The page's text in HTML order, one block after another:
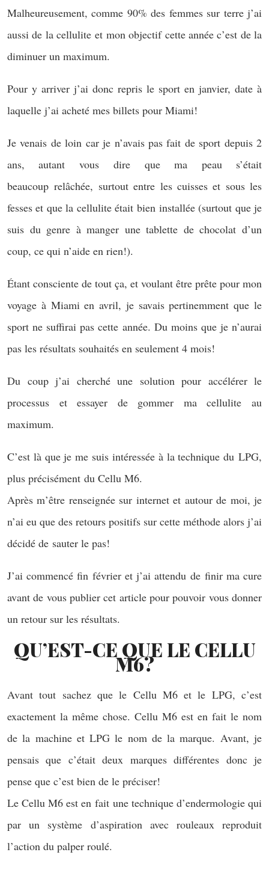
Malheureusement, comme 90% des femmes sur terre j’ai
aussi de la cellulite et mon objectif cette année c’est de la
diminuer un maximum.
Pour y arriver j’ai donc repris le sport en janvier, date à
laquelle j’ai acheté mes billets pour Miami!
Je venais de loin car je n’avais pas fait de sport depuis 2
ans, autant vous dire que ma peau s’était
beaucoup relâchée, surtout entre les cuisses et sous les
fesses et que la cellulite était bien installée (surtout que je
suis du genre à manger une tablette de chocolat d’un
coup, ce qui n’aide en rien!).
Étant consciente de tout ça, et voulant être prête pour mon
voyage à Miami en avril, je savais pertinemment que le
sport ne suffirai pas cette année. Du moins que je n’aurai
pas les résultats souhaités en seulement 4 mois!
Du coup j’ai cherché une solution pour accélérer le
processus et essayer de gommer ma cellulite au
maximum.
C’est là que je me suis intéressée à la technique du LPG,
plus précisément du Cellu M6.
Après m’être renseignée sur internet et autour de moi, je
n’ai eu que des retours positifs sur cette méthode alors j’ai
décidé de sauter le pas!
J’ai commencé fin février et j’ai attendu de finir ma cure
avant de vous publier cet article pour pouvoir vous donner
un retour sur les résultats.
QU’EST-CE QUE LE CELLU
M6?
Avant tout sachez que le Cellu M6 et le LPG, c’est
exactement la même chose. Cellu M6 est en fait le nom
de la machine et LPG le nom de la marque. Avant, je
pensais que c’était deux marques différentes donc je
pense que c’est bien de le préciser!
Le Cellu M6 est en fait une technique d’endermologie qui
par un système d’aspiration avec rouleaux reproduit
l’action du palper roulé.